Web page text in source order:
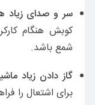
سر و صدای زیاد
کوبش هنگام
شمع باشد.
گاز دادن زیاد
برای اشتعال را